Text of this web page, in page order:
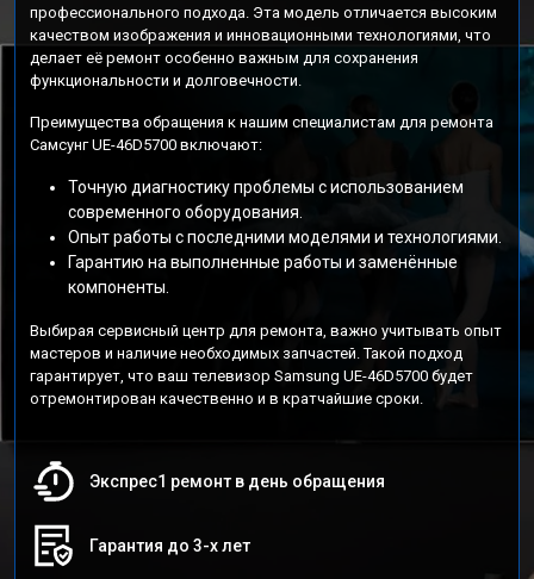
профессионального подхода. Эта модель отличается высоким
качеством изображения и инновационными технологиями, что
делает её ремонт особенно важным для сохранения
функциональности и долговечности.
Преимущества обращения к нашим специалистам для ремонта
Самсунг UE-46D5700 включают:
Точную диагностику проблемы с использованием
современного оборудования.
Опыт работы с последними моделями и технологиями.
Гарантию на выполненные работы и заменённые
компоненты.
Выбирая сервисный центр для ремонта, важно учитывать опыт
мастеров и наличие необходимых запчастей. Такой подход
гарантирует, что ваш телевизор Samsung UE-46D5700 будет
отремонтирован качественно и в кратчайшие сроки.
Экспрес1 ремонт в день обращения
Гарантия до 3-х лет